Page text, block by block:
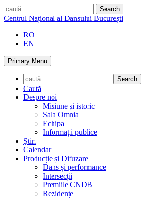
Skip
to
caută
Centrul Național al Dansului București
RO
EN
Primary Menu
Caută
Despre noi
Misiune și istoric
Sala Omnia
Echipa
Informații publice
Știri
Calendar
Producție și Difuzare
Dans și performance
Intersecții
Premiile CNDB
Rezidențe